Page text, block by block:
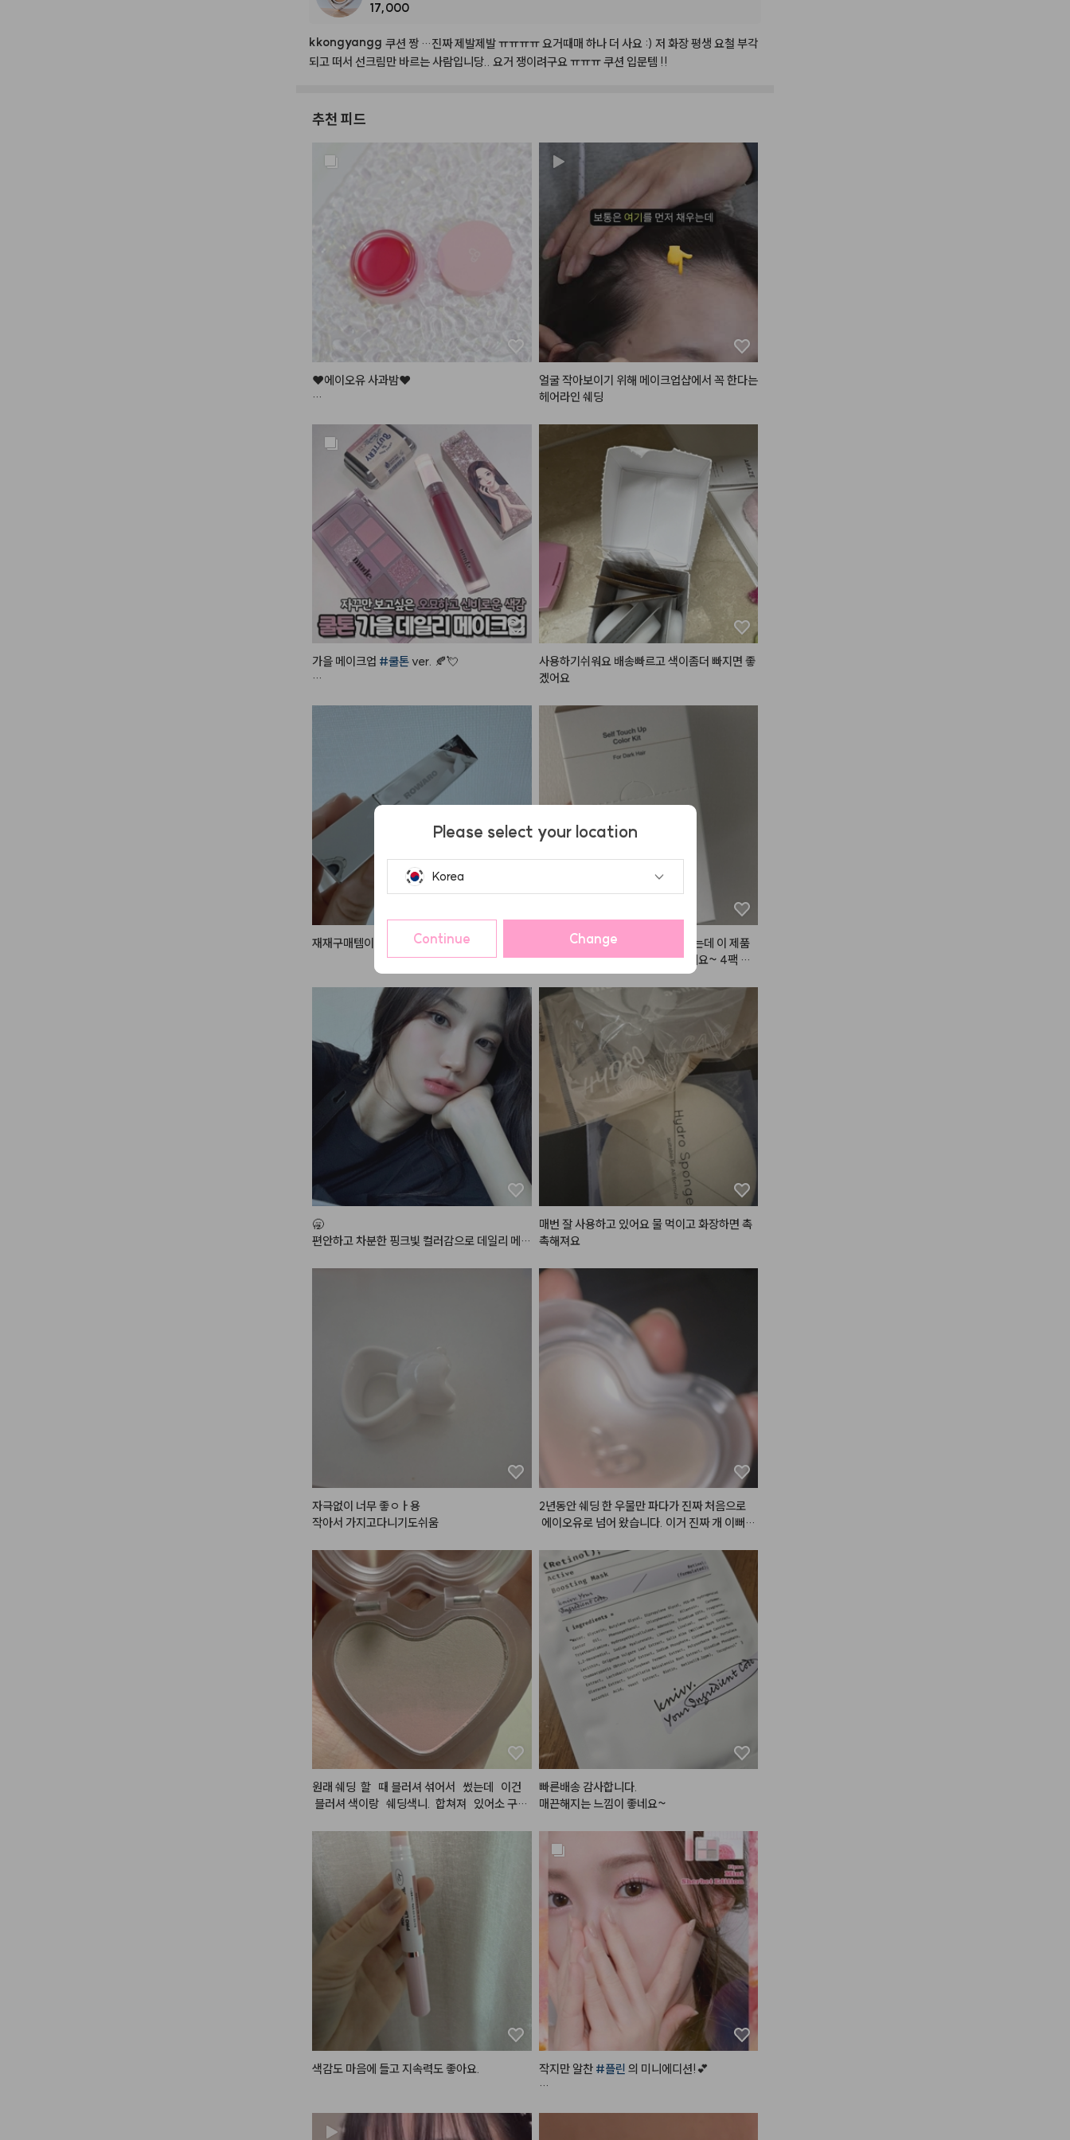
17,000
kkongyangg 쿠션 짱 …진짜제발제발ㅠㅠㅠㅠ요거때매 하나 더 사요 :) 저 화장평생 요철 부각
되고 떠서 선크림만 바르는사람입니당.. 요거 쟁이려구요ㅠㅠㅠ쿠션 입문템 !!
추천 피드
❤️에이오유 사과밤❤️
품절사태가 일어났던
바로 그 틴티드 립밤!
건조한 입술을 맑은 사과빛으로
물들여주어
입술에 과즙+청순미 가득..!
✨반짝반짝✨ 탱글거리는 입술로
만들어주는 틴티드 립밤이에요!
요즘 제 파우치템임..!
얼굴 작아보이기 위해 메이크업샵에서 꼭 한다는
헤어라인 쉐딩
가을 메이크업 #쿨톤 ver. 🍂💘
숄 모먼트 아이섀도우 팔레트 [ 04 라
5번 컬러로 눈 두덩이를 전체적으로 발라주고
9번 컬러로 쌍꺼풀 라인에 음영을 주고
6번 컬러로 눈 두덩이 중앙을 시작으로 가장자리
10번 컬러로 눈 꼬리 음영을 준다
- #스킨푸드
버터리 치크 케이크 [ 01 베리 앤
크림 ]
볼 중앙을 위주로 퍼뜨려준다
글라세 틴트 [ 06 모브 모어 ]
#올마이띵스
키스유어아이즈글리터 섀도우 [
04 jazz ]
눈밑 애교살 중앙부터 외곽으로 퍼뜨려 준다
#데일리메이크업 #메이크업튜토리얼
#make
uptutorial
사용하기쉬워요 배송빠르고 색이좀더 빠지면 좋
겠어요
재재구매템이에요 너무 좋습니다 체공!
눈썹이 진한 편이라서 늘 고민이었는데 이 제품
덕분에 연하게 바꿀 수 있어서 좋네요~ 4팩 다
쓰고 또 이용할 예정입니다
🥱
편안하고 차분한 핑크빛 컬러감으로 데일리 메이
매번 잘 사용하고 있어요 물 먹이고 화장하면 촉
촉해져요
자극없이 너무 좋ㅇㅏ용
작아서 가지고다니기도쉬움
2년동안 쉐딩 한 우물만 파다가 진짜 처음으로
에이오유로 넘어 왔습니다. 이거 진짜 개 이뻐요
럽게 올릴 수 있어서 그게 너무 좋았어요!!
원래 쉐딩  할   때 블러셔 섞어서   썼는데   이건
블러셔 색이랑   쉐딩색니.  합쳐져   있어소 구매
자연스럽고 이뻐요. 블러셔   색이랑   섞여있으
니.  일반   쉐딩과 다르게   칙칙해   보이지   아나
영 생기   있어 보여여.  근데   좀    잘   깨질 것   같
은   느낌   발색은 엄청 잘 되는 것 같아요. 그래서
좀 잘 조절해서 써야  할 것 같어여. 색도  안칙칙
하게 생기. 있게 이쁘고 발색력도  좋고 해서 다
음에도 재구매 할 것 같아요.
빠른배송 감사합니다.
매끈해지는 느낌이 좋네요~
색감도 마음에 들고 지속력도 좋아요. 작지만 알찬 #플린 의 미니에디션!💕
Please select your location
Korea
Continue Change